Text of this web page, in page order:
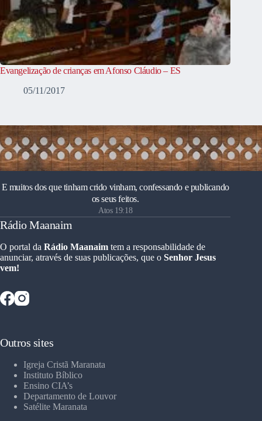
Evangelização de crianças em Afonso Cláudio – ES
05/11/2017
E muitos dos que tinham crido vinham, confessando e publicando
os seus feitos.
Atos 19:18
Rádio Maanaim
O portal da Rádio Maanaim tem a responsabilidade de
anunciar, através de suas publicações, que o Senhor Jesus
vem!
Outros sites
Igreja Cristã Maranata
Instituto Bíblico
Ensino CIA’s
Departamento de Louvor
Satélite Maranata